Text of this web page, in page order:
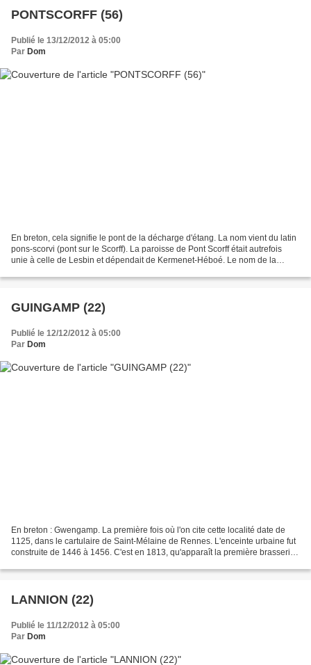
PONTSCORFF (56)
Publié le 13/12/2012 à 05:00
Par Dom
En breton, cela signifie le pont de la décharge d'étang. La nom vient du latin
pons-scorvi (pont sur le Scorff). La paroisse de Pont Scorff était autrefois
unie à celle de Lesbin et dépendait de Kermenet-Héboé. Le nom de la
GUINGAMP (22)
Publié le 12/12/2012 à 05:00
Par Dom
En breton : Gwengamp. La première fois où l'on cite cette localité date de
1125, dans le cartulaire de Saint-Mélaine de Rennes. L'enceinte urbaine fut
construite de 1446 à 1456. C'est en 1813, qu'apparaît la première brasserie
LANNION (22)
Publié le 11/12/2012 à 05:00
Par Dom